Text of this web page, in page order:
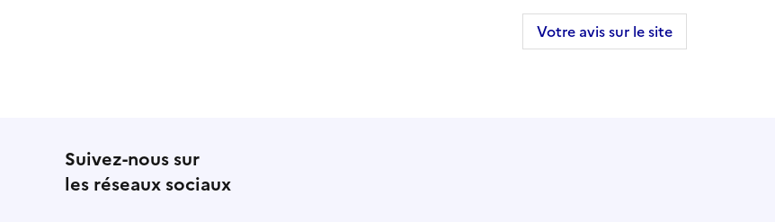
Votre avis sur le site
Suivez-nous sur
les réseaux sociaux